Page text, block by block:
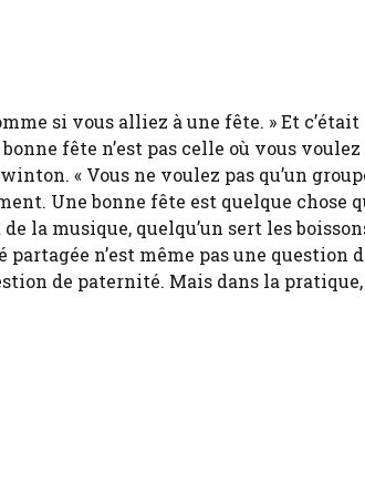
si vous alliez à une fête. » Et c’était
fête n’est pas celle où vous voulez
« Vous ne voulez pas qu’un
Une bonne fête est quelque chose
la musique, quelqu’un sert les
n’est même pas une question
de paternité. Mais dans la pratique,